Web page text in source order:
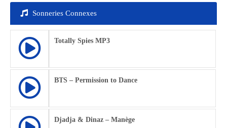
Sonneries Connexes
Totally Spies MP3
BTS – Permission to Dance
Djadja & Dinaz – Manège